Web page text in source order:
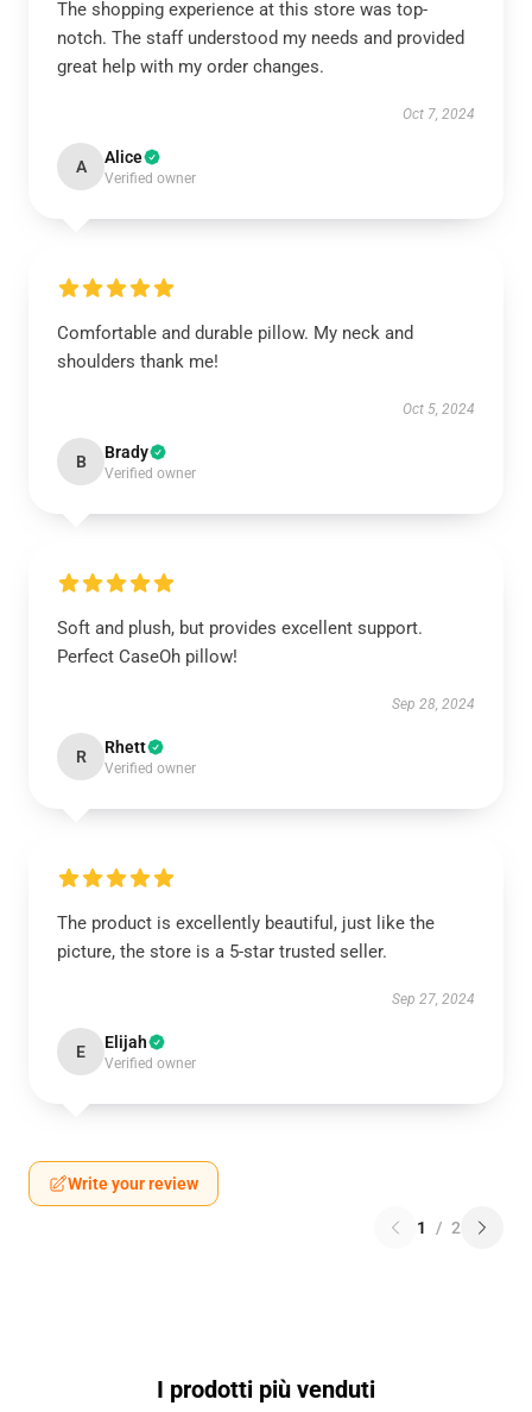
The shopping experience at this store was top-
notch. The staff understood my needs and provided
great help with my order changes.
Oct 7, 2024
A Alice
Verified owner
Comfortable and durable pillow. My neck and
shoulders thank me!
Oct 5, 2024
B Brady
Verified owner
Soft and plush, but provides excellent support.
Perfect CaseOh pillow!
Sep 28, 2024
R Rhett
Verified owner
The product is excellently beautiful, just like the
picture, the store is a 5-star trusted seller.
Sep 27, 2024
E Elijah
Verified owner
Write your review
1 / 2
I prodotti più venduti